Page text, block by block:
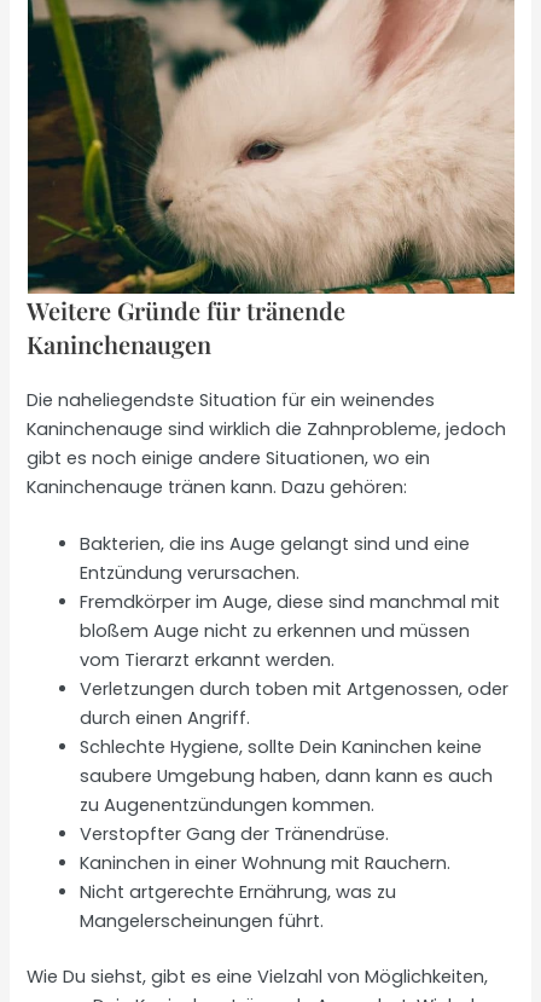
Weitere Gründe für tränende
Kaninchenaugen
Die naheliegendste Situation für ein weinendes
Kaninchenauge sind wirklich die Zahnprobleme, jedoch
gibt es noch einige andere Situationen, wo ein
Kaninchenauge tränen kann. Dazu gehören:
Bakterien, die ins Auge gelangt sind und eine
Entzündung verursachen.
Fremdkörper im Auge, diese sind manchmal mit
bloßem Auge nicht zu erkennen und müssen
vom Tierarzt erkannt werden.
Verletzungen durch toben mit Artgenossen, oder
durch einen Angriff.
Schlechte Hygiene, sollte Dein Kaninchen keine
saubere Umgebung haben, dann kann es auch
zu Augenentzündungen kommen.
Verstopfter Gang der Tränendrüse.
Kaninchen in einer Wohnung mit Rauchern.
Nicht artgerechte Ernährung, was zu
Mangelerscheinungen führt.
Wie Du siehst, gibt es eine Vielzahl von Möglichkeiten,